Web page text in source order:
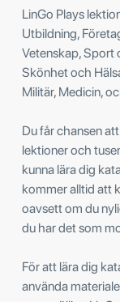
LinGo Plays
Utbildning,
Vetenskap, Sport
Skönhet och
Militär, Medicin,
Du får chansen
lektioner och
kunna lära dig
kommer alltid att
oavsett om du
du har det som
För att lära dig
använda